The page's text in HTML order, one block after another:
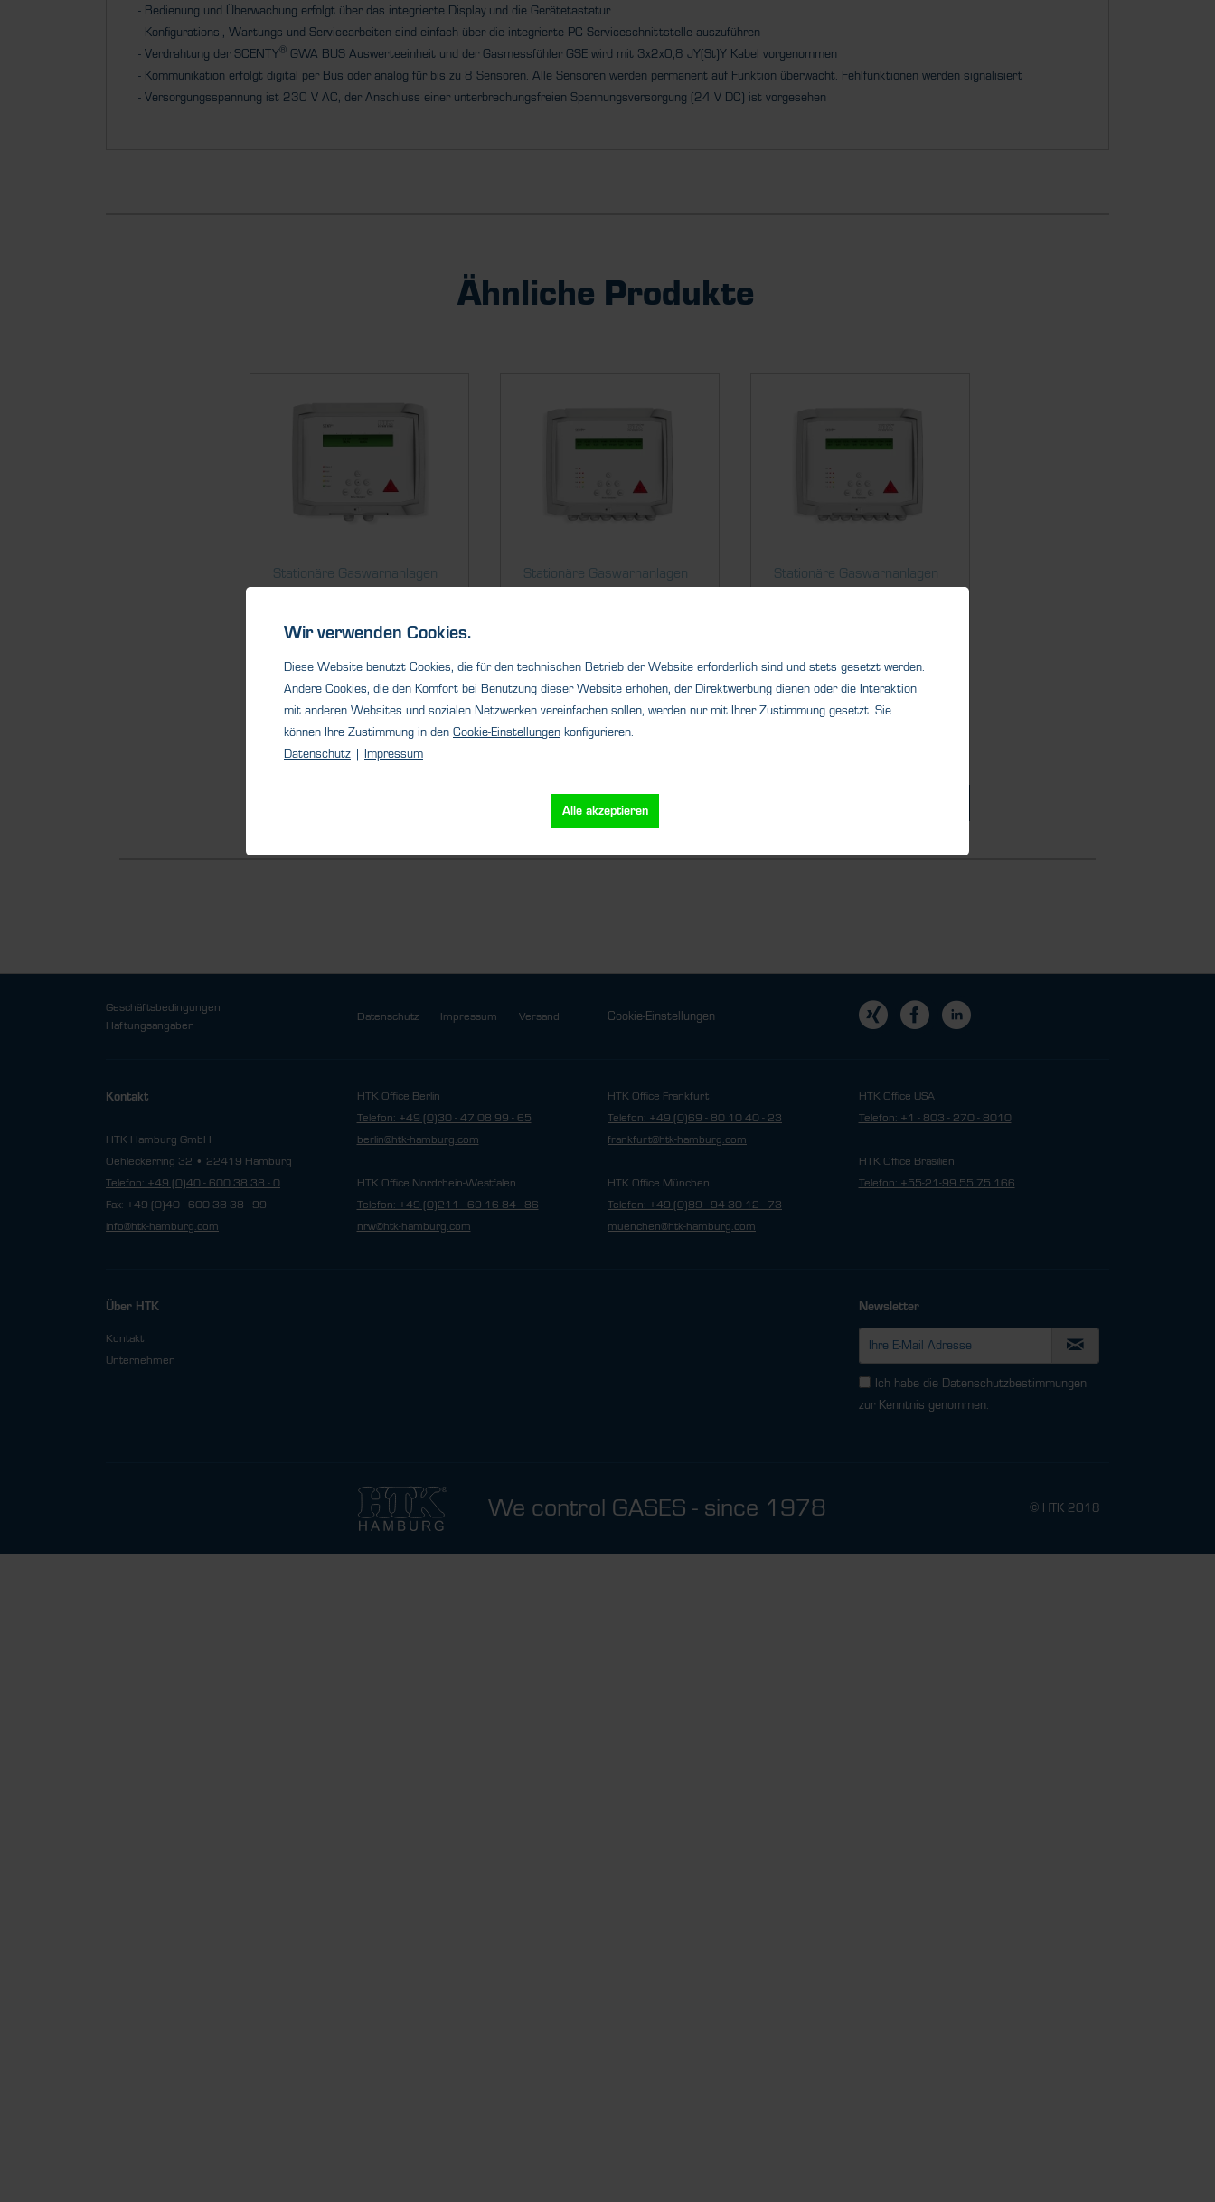
- Bedienung und Überwachung erfolgt über das integrierte Display und die Gerätetastatur
- Konfigurations-, Wartungs und Servicearbeiten sind einfach über die integrierte PC Serviceschnittstelle auszuführen
- Verdrahtung der SCENTY® GWA BUS Auswerteeinheit und der Gasmessfühler GSE wird mit 3x2x0,8 JY(St)Y Kabel vorgenommen
- Kommunikation erfolgt digital per Bus oder analog für bis zu 8 Sensoren. Alle Sensoren werden permanent auf Funktion überwacht. Fehlfunktionen werden signalisiert
- Versorgungsspannung ist 230 V AC, der Anschluss einer unterbrechungsfreien Spannungsversorgung (24 V DC) ist vorgesehen
Ähnliche Produkte
Stationäre Gaswarnanlagen
Gaswarnanlage für bis zu 2
Messfühler. Erhöhen Sie die
Stationäre Gaswarnanlagen
Messfühler. Erhöhen Sie die
Details
Stationäre Gaswarnanlagen
Messfühler. Erhöhen Sie die
Sicherheit Ihrer...
Geschäftsbedingungen
Haftungsangaben
Datenschutz Impressum Versand Cookie-Einstellungen
Kontakt
HTK Hamburg GmbH
Oehleckerring 32 • 22419 Hamburg
Telefon: +49 (0)40 - 600 38 38 - 0
Fax: +49 (0)40 - 600 38 38 - 99
info@htk-hamburg.com
HTK Office Berlin
Telefon: +49 (0)30 - 47 08 99 - 65
berlin@htk-hamburg.com
HTK Office Nordrhein-Westfalen
Telefon: +49 (0)211 - 69 16 84 - 86
nrw@htk-hamburg.com
HTK Office Frankfurt
Telefon: +49 (0)69 - 80 10 40 - 23
frankfurt@htk-hamburg.com
HTK Office München
Telefon: +49 (0)89 - 94 30 12 - 73
muenchen@htk-hamburg.com
HTK Office USA
Telefon: +1 - 803 - 270 - 8010
HTK Office Brasilien
Telefon: +55-21-99 55 75 166
Über HTK
Kontakt
Unternehmen
Newsletter
Ich habe die Datenschutzbestimmungen
zur Kenntnis genommen.
We control GASES - since 1978 © HTK 2018
Wir verwenden Cookies.
Diese Website benutzt Cookies, die für den technischen Betrieb der Website erforderlich sind und stets gesetzt werden.
Andere Cookies, die den Komfort bei Benutzung dieser Website erhöhen, der Direktwerbung dienen oder die Interaktion
mit anderen Websites und sozialen Netzwerken vereinfachen sollen, werden nur mit Ihrer Zustimmung gesetzt. Sie
können Ihre Zustimmung in den Cookie-Einstellungen konfigurieren.
Datenschutz | Impressum
Alle akzeptieren